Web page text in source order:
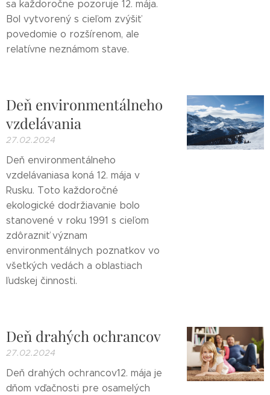
sa každoročne pozoruje 12. mája.
Bol vytvorený s cieľom zvýšiť
povedomie o rozšírenom, ale
relatívne neznámom stave.
Deň environmentálneho
vzdelávania
27.02.2024
Deň environmentálneho
vzdelávaniasa koná 12. mája v
Rusku. Toto každoročné
ekologické dodržiavanie bolo
stanovené v roku 1991 s cieľom
zdôrazniť význam
environmentálnych poznatkov vo
všetkých vedách a oblastiach
ľudskej činnosti.
Deň drahých ochrancov
27.02.2024
Deň drahých ochrancov12. mája je
dňom vďačnosti pre osamelých